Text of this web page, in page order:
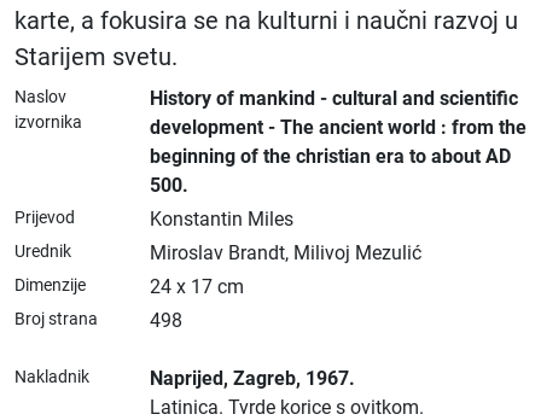
karte, a fokusira se na kulturni i naučni razvoj u
Starijem svetu.
Naslov
izvornika
History of mankind - cultural and scientific
development - The ancient world : from the
beginning of the christian era to about AD
500.
Prijevod Konstantin Miles
Urednik Miroslav Brandt, Milivoj Mezulić
Dimenzije 24 x 17 cm
Broj strana 498
Nakladnik Naprijed, Zagreb, 1967.
Latinica. Tvrde korice s ovitkom.